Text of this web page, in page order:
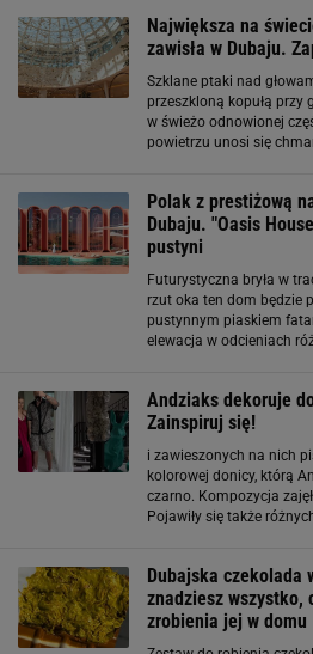
Największa na
zawisła w Dubaju.
Szklane ptaki nad
przeszkloną kopułą przy
w świeżo odnowionej
powietrzu unosi się
Polak z prestiżową
Dubaju. "Oasis
pustyni
Futurystyczna bryła w
rzut oka ten dom będzie
pustynnym piaskiem
elewacja w odcieniach
Andziaks dekoruje
Zainspiruj się!
i zawieszonych na nich
kolorowej donicy, którą
czarno. Kompozycja
Pojawiły się także
Dubaju
Dubajska czekolada
znadziesz wszystko,
zrobienia jej w domu